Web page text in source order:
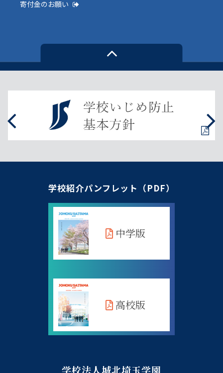
寄付金のお願い
学校法人城北埼玉学園
学校紹介パンフレット（PDF）
中学版
高校版